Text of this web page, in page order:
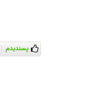
پسندیدم